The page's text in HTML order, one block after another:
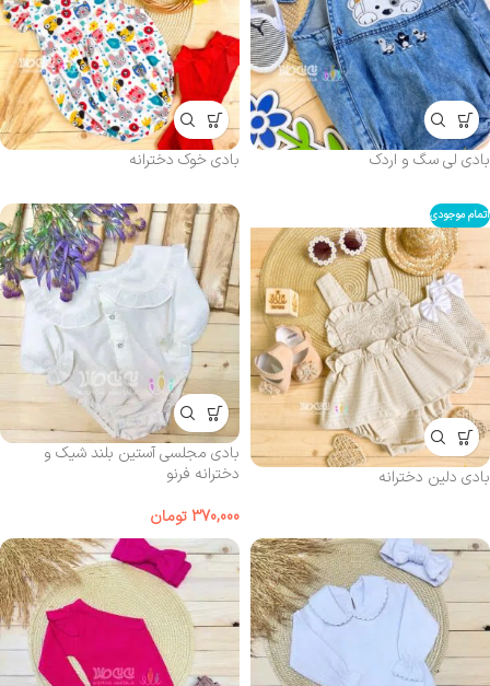
بادی لی سگ و اردک بادی خوک دخترانه
اتمام موجودی
بادی دلین دخترانه
بادی مجلسی آستین بلند شیک و
دخترانه فرنو
370,000تومان